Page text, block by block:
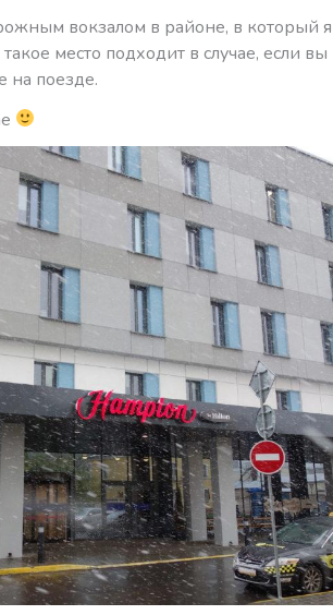
вокзалом в районе, в который
место подходит в случае, если
на поезде.